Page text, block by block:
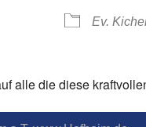
Ev.
alle die diese